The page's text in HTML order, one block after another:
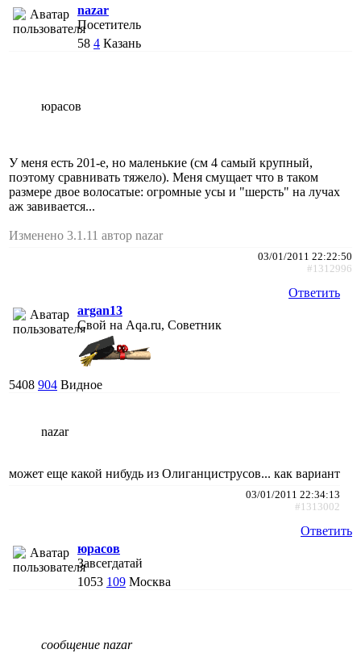
nazar
Посетитель
58 4 Казань
юрасов
У меня есть 201-е, но маленькие (см 4 самый крупный,
поэтому сравнивать тяжело). Меня смущает что в таком
размере двое волосатые: огромные усы и "шерсть" на лучах
аж завивается...
Изменено 3.1.11 автор nazar
03/01/2011 22:22:50
#1312996
Ответить
argan13
Свой на Aqa.ru, Советник
5408 904 Видное
nazar
может еще какой нибудь из Олиганциструсов... как вариант
03/01/2011 22:34:13
#1313002
Ответить
юрасов
Завсегдатай
1053 109 Москва
сообщение nazar